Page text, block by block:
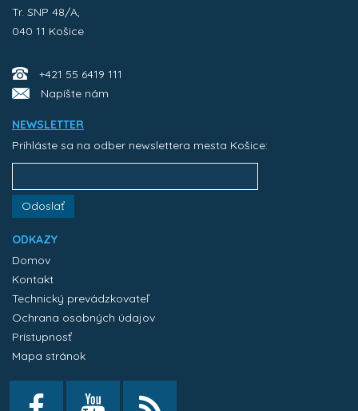
Tr. SNP 48/A,
040 11 Košice
+421 55 6419 111
Napíšte nám
NEWSLETTER
Prihláste sa na odber newslettera mesta Košice:
Odoslať
ODKAZY
Domov
Kontakt
Technický prevádzkovateľ
Ochrana osobných údajov
Prístupnosť
Mapa stránok